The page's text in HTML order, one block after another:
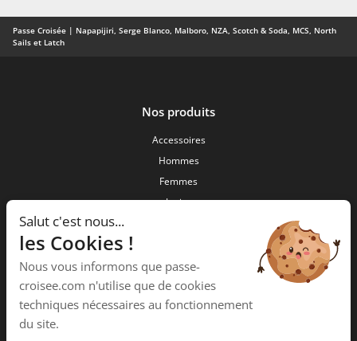
Passe Croisée | Napapijiri, Serge Blanco, Malboro, NZA, Scotch & Soda, MCS, North
Sails et Latch
Nos produits
Accessoires
Hommes
Femmes
Junior
34 ,Rue des forgerons
15000 Aurillac
Salut c'est nous...
les Cookies !
Nous vous informons que passe-
croisee.com n'utilise que de cookies
techniques nécessaires au fonctionnement
du site.